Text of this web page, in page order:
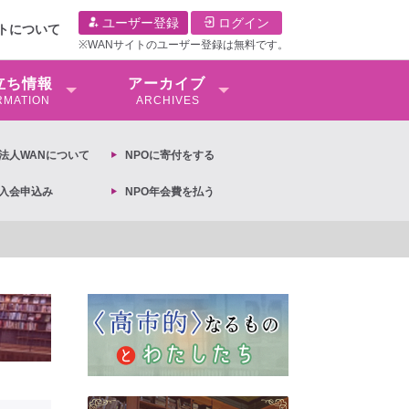
について ユーザー登録 ログイン
※WANサイトのユーザー登録は無料です。
ち情報 アーカイブ
ARCHIVES
⼈WANについて NPOに寄付をする
会申込み NPO年会費を払う